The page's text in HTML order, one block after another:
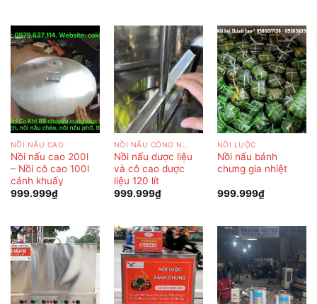
NỒI NẤU CAO
Nồi nấu cao 200l
– Nồi cô cao 100l
cánh khuấy
999.999₫
Nồi nấu dược liệu
và cô cao dược
liệu 120 lít
999.999₫
NỒI LUỘC
Nồi nấu bánh
chưng gia nhiệt
999.999₫